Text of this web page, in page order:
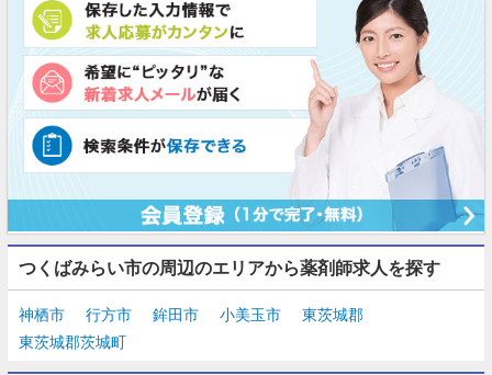
つくばみらい市の周辺のエリアから薬剤師求人を探す
神栖市 行方市 鉾田市 小美玉市
東茨城郡
東茨城郡茨城町